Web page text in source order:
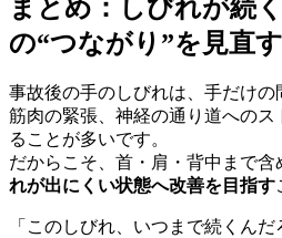
まとめ：しびれが続
の“つながり”を見直す
事故後の手のしびれは、手だけ
筋肉の緊張、神経の通り道への
ることが多いです。
だからこそ、首・肩・背中まで含
れが出にくい状態へ改善を目指す
「このしびれ、いつまで続くんだ